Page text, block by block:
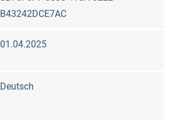
B43242DCE7AC
01.04.2025
Deutsch